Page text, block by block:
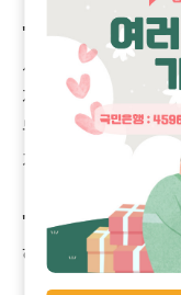
'마을공동체주민모
서의 역할도 수행해나
저희 풀꽃향기는
무엇보다 공동체 회
가고자 합니다.
'소통과 치유가 있는
하다고 생각해요.